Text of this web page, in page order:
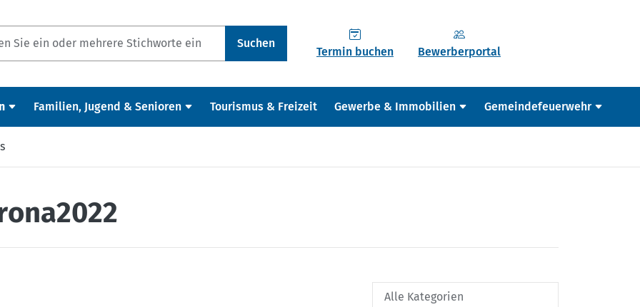
Suchen
Termin buchen Bewerberportal
Familien, Jugend & Senioren Tourismus & Freizeit Gewerbe & Immobilien Gemeindefeuerwehr
Alle Kategorien